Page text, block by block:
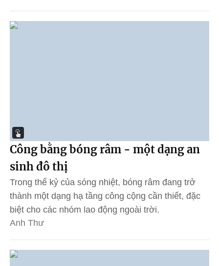
Công bằng bóng râm - một dạng an
sinh đô thị
Trong thế kỷ của sóng nhiệt, bóng râm đang trở
thành một dạng hạ tầng công cộng cần thiết, đặc
biệt cho các nhóm lao động ngoài trời.
Anh Thư